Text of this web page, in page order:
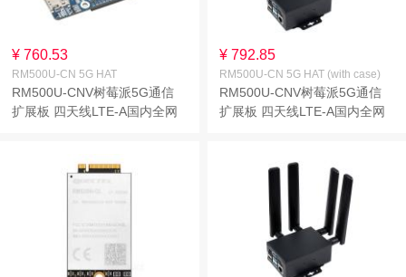
¥ 760.53
RM500U-CN 5G HAT
RM500U-CNV树莓派5G通信
扩展板 四天线LTE-A国内全网
¥ 792.85
RM500U-CN 5G HAT (with case)
RM500U-CNV树莓派5G通信
扩展板 四天线LTE-A国内全网